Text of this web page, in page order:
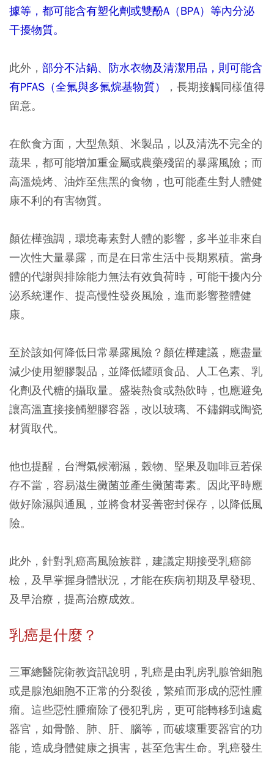
據等，都可能含有塑化劑或雙酚A（BPA）等內分泌
干擾物質。
此外， 部分不沾鍋、防水衣物及清潔用品，則可能含
有PFAS（全氟與多氟烷基物質）
，長期接觸同樣值得
留意。
在飲食方面，大型魚類、米製品，以及清洗不完全的
蔬果，都可能增加重金屬或農藥殘留的暴露風險；而
高溫燒烤、油炸至焦黑的食物，也可能產生對人體健
康不利的有害物質。
顏佐樺強調，環境毒素對人體的影響，多半並非來自
一次性大量暴露，而是在日常生活中長期累積。當身
體的代謝與排除能力無法有效負荷時，可能干擾內分
泌系統運作、提高慢性發炎風險，進而影響整體健
康。
至於該如何降低日常暴露風險？顏佐樺建議，應盡量
減少使用塑膠製品，並降低罐頭食品、人工色素、乳
化劑及代糖的攝取量。盛裝熱食或熱飲時，也應避免
讓高溫直接接觸塑膠容器，改以玻璃、不鏽鋼或陶瓷
材質取代。
他也提醒，台灣氣候潮濕，穀物、堅果及咖啡豆若保
存不當，容易滋生黴菌並產生黴菌毒素。因此平時應
做好除濕與通風，並將食材妥善密封保存，以降低風
險。
此外，針對乳癌高風險族群，建議定期接受乳癌篩
檢，及早掌握身體狀況，才能在疾病初期及早發現、
及早治療，提高治療成效。
乳癌是什麼？
三軍總醫院衛教資訊說明，乳癌是由乳房乳腺管細胞
或是腺泡細胞不正常的分裂後，繁殖而形成的惡性腫
瘤。這些惡性腫瘤除了侵犯乳房，更可能轉移到遠處
器官，如骨骼、肺、肝、腦等，而破壞重要器官的功
能，造成身體健康之損害，甚至危害生命。乳癌發生